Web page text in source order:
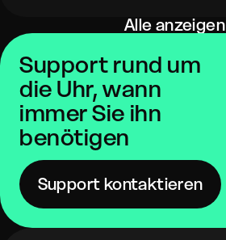
Alle anzeigen
Support rund um
die Uhr, wann
immer Sie ihn
benötigen
Support kontaktieren